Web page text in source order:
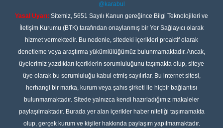
@karabul
Yasal Uyarı: Sitemiz, 5651 Sayılı Kanun gereğince Bilgi Teknolojileri ve
İletişim Kurumu (BTK) tarafından onaylanmış bir Yer Sağlayıcı olarak
hizmet vermektedir. Bu nedenle, sitedeki içerikleri proaktif olarak
denetleme veya araştırma yükümlülüğümüz bulunmamaktadır. Ancak,
üyelerimiz yazdıkları içeriklerin sorumluluğunu taşımakta olup, siteye
üye olarak bu sorumluluğu kabul etmiş sayılırlar. Bu internet sitesi,
herhangi bir marka, kurum veya şahıs şirketi ile hiçbir bağlantısı
bulunmamaktadır. Sitede yalnızca kendi hazırladığımız makaleler
paylaşılmaktadır. Burada yer alan içerikler haber niteliği taşımamakta
olup, gerçek kurum ve kişiler hakkında paylaşım yapılmamaktadır.